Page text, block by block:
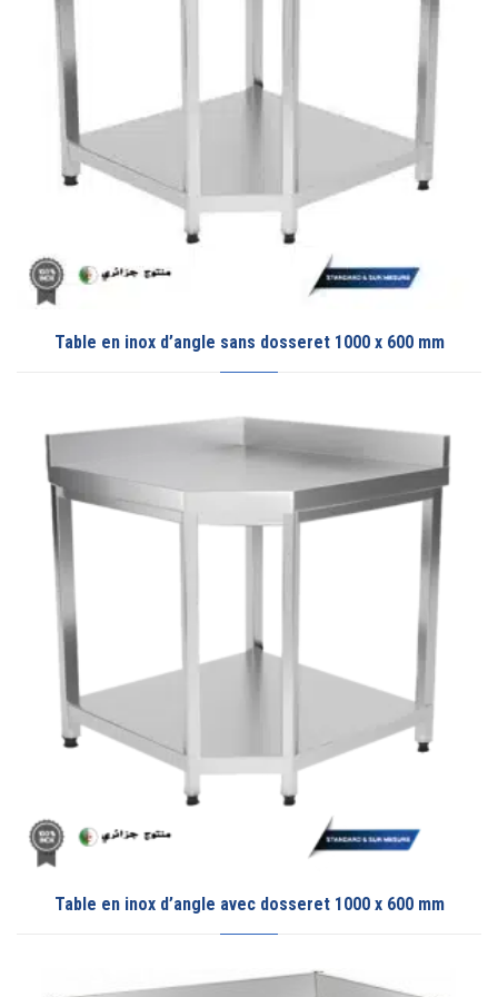
Table en inox d’angle sans dosseret 1000 x 600 mm
Table en inox d’angle avec dosseret 1000 x 600 mm